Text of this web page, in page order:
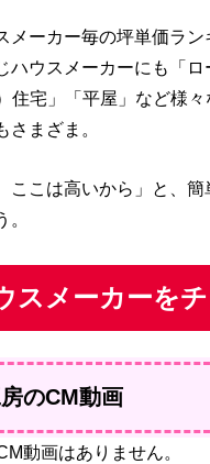
メーカー毎の坪単価ラ
ハウスメーカーにも「ロ
住宅」「平屋」など様
さまざま。
ここは高いから」と、
スメーカーを
のCM動画
動画はありません。